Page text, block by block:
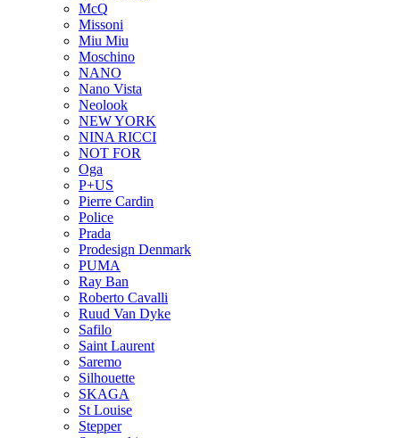
McQ
Missoni
Miu Miu
Moschino
NANO
Nano Vista
Neolook
NEW YORK
NINA RICCI
NOT FOR
Oga
P+US
Pierre Cardin
Police
Prada
Prodesign Denmark
PUMA
Ray Ban
Roberto Cavalli
Ruud Van Dyke
Safilo
Saint Laurent
Saremo
Silhouette
SKAGA
St Louise
Stepper